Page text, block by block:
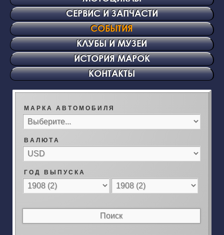
СЕРВИС И ЗАПЧАСТИ
СОБЫТИЯ
КЛУБЫ И МУЗЕИ
ИСТОРИЯ МАРОК
КОНТАКТЫ
М А Р К А А В Т О М О Б И Л Я
В А Л Ю Т А
Г О Д В Ы П У С К А